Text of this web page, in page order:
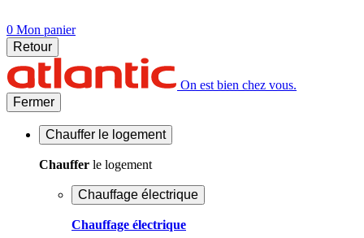
0 Mon panier
Retour
On est bien chez vous.
Fermer
Chauffer le logement
Chauffer le logement
Chauffage électrique
Chauffage électrique